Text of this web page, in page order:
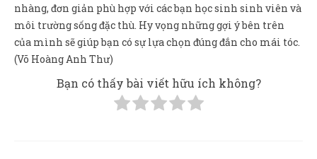
nhàng, đơn giản phù hợp với các bạn học sinh sinh viên và
môi trường sống đặc thù. Hy vọng những gợi ý bên trên
của mình sẽ giúp bạn có sự lựa chọn đúng đắn cho mái tóc.
(Võ Hoàng Anh Thư)
Bạn có thấy bài viết hữu ích không?